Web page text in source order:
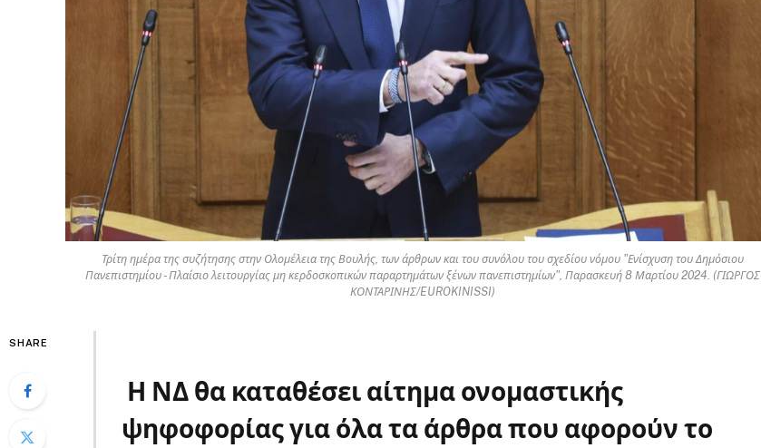
Τρίτη ημέρα της συζήτησης στην Ολομέλεια της Βουλής, των άρθρων και του συνόλου του σχεδίου νόμου "Ενίσχυση του Δημόσιου
Πανεπιστημίου - Πλαίσιο λειτουργίας μη κερδοσκοπικών παραρτημάτων ξένων πανεπιστημίων", Παρασκευή 8 Μαρτίου 2024. (ΓΙΩΡΓΟΣ
ΚΟΝΤΑΡΙΝΗΣ/EUROKINISSI)
SHARE
Η ΝΔ θα καταθέσει αίτημα ονομαστικής
ψηφοφορίας για όλα τα άρθρα που αφορούν το